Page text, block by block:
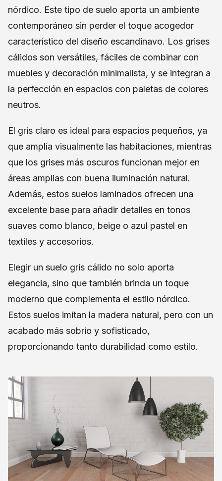
nórdico. Este tipo de suelo aporta un ambiente
contemporáneo sin perder el toque acogedor
característico del diseño escandinavo. Los grises
cálidos son versátiles, fáciles de combinar con
muebles y decoración minimalista, y se integran a
la perfección en espacios con paletas de colores
neutros.
El gris claro es ideal para espacios pequeños, ya
que amplía visualmente las habitaciones, mientras
que los grises más oscuros funcionan mejor en
áreas amplias con buena iluminación natural.
Además, estos suelos laminados ofrecen una
excelente base para añadir detalles en tonos
suaves como blanco, beige o azul pastel en
textiles y accesorios.
Elegir un suelo gris cálido no solo aporta
elegancia, sino que también brinda un toque
moderno que complementa el estilo nórdico.
Estos suelos imitan la madera natural, pero con un
acabado más sobrio y sofisticado,
proporcionando tanto durabilidad como estilo.